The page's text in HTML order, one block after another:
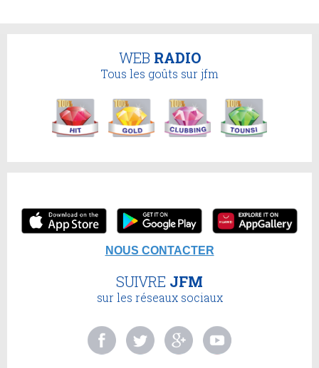
WEB RADIO
Tous les goûts sur jfm
NOUS CONTACTER
SUIVRE JFM
sur les réseaux sociaux